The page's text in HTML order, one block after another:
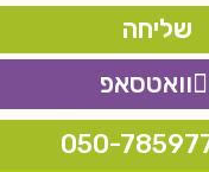
שליחה
וואטסאפ
050-